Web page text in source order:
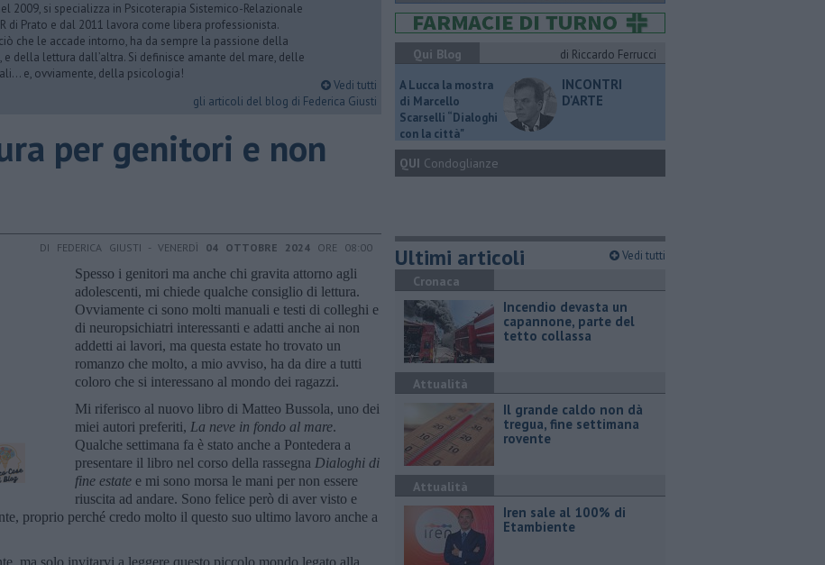
2009, si specializza in Psicoterapia Sistemico-Relazionale
di Prato e dal 2011 lavora come libera professionista.
che le accade intorno, ha da sempre la passione della
e della lettura dall’altra. Si definisce amante del mare, delle
e, ovviamente, della psicologia!
Vedi tutti
gli articoli del blog di Federica Giusti
per genitori e non
DI FEDERICA GIUSTI - VENERDÌ 04 OTTOBRE 2024 ORE 08:00
Spesso i genitori ma anche chi gravita attorno agli
adolescenti, mi chiede qualche consiglio di lettura.
Ovviamente ci sono molti manuali e testi di colleghi e
di neuropsichiatri interessanti e adatti anche ai non
addetti ai lavori, ma questa estate ho trovato un
romanzo che molto, a mio avviso, ha da dire a tutti
coloro che si interessano al mondo dei ragazzi.
Mi riferisco al nuovo libro di Matteo Bussola, uno dei
miei autori preferiti, La neve in fondo al mare.
Qualche settimana fa è stato anche a Pontedera a
presentare il libro nel corso della rassegna Dialoghi di
fine estate e mi sono morsa le mani per non essere
riuscita ad andare. Sono felice però di aver visto e
proprio perché credo molto il questo suo ultimo lavoro anche a
ma solo invitarvi a leggere questo piccolo mondo legato alla
Qui Blog
di Riccardo Ferrucci
A Lucca la mostra
di Marcello
Scarselli “Dialoghi
con la città"
INCONTRI
D'ARTE
QUI Condoglianze
Ultimi articoli Vedi tutti
Cronaca
Incendio devasta un
capannone, parte del
tetto collassa
Attualità
Il grande caldo non dà
tregua, fine settimana
rovente
Attualità
Iren sale al 100% di
Etambiente